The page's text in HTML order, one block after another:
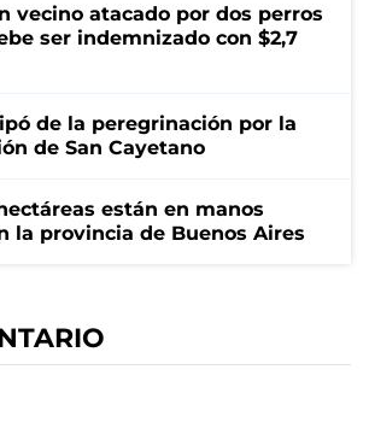
vecino atacado por dos perros
ser indemnizado con $2,7
de la peregrinación por la
de San Cayetano
están en manos
la provincia de Buenos Aires